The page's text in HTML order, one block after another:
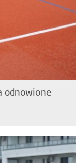
odnowione